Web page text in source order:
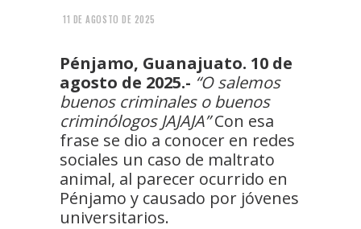
11 DE AGOSTO DE 2025
Pénjamo, Guanajuato. 10 de
agosto de 2025.- “O salemos
buenos criminales o buenos
criminólogos JAJAJA”Con esa
frase se dio a conocer en redes
sociales un caso de maltrato
animal, al parecer ocurrido en
Pénjamo y causado por jóvenes
universitarios.